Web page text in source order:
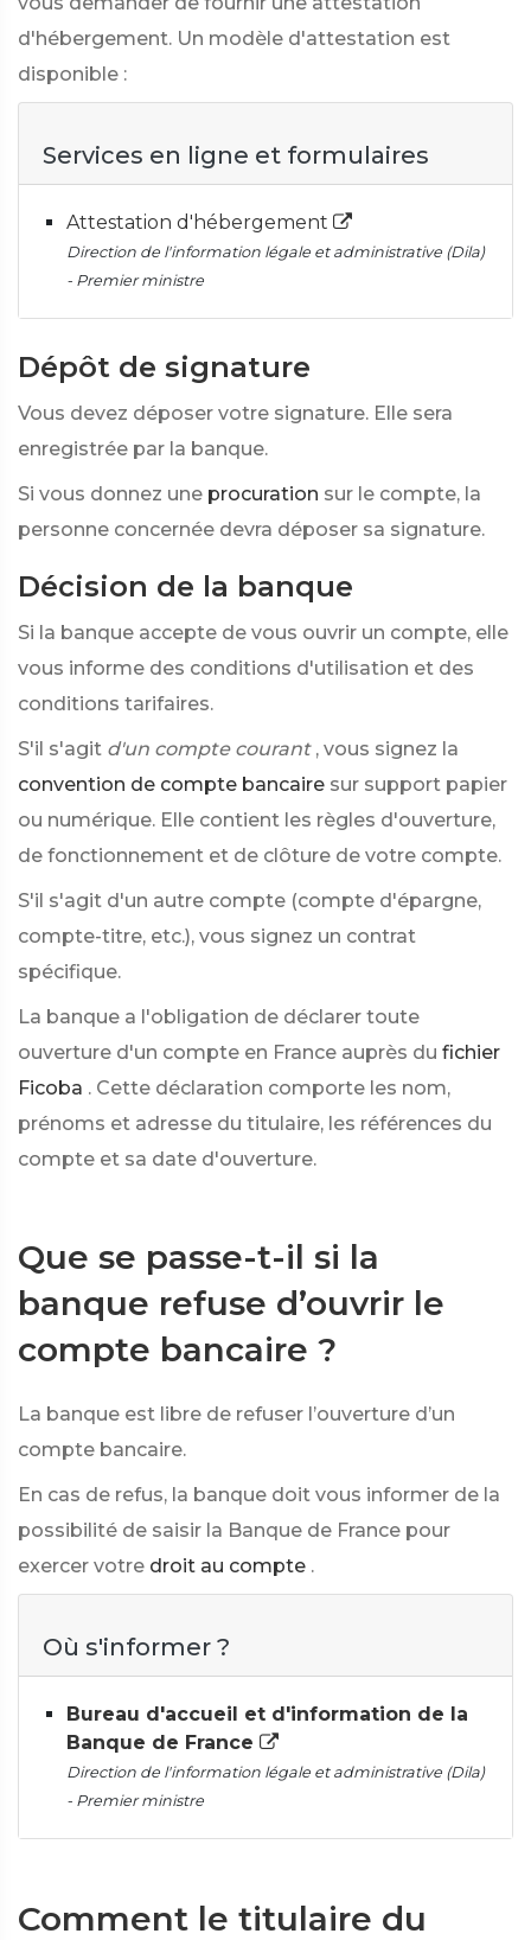
d'hébergement. Un modèle d'attestation est
disponible :
Services en ligne et formulaires
Attestation d'hébergement
Direction de l'information légale et administrative (Dila)
- Premier ministre
Dépôt de signature
Vous devez déposer votre signature. Elle sera
enregistrée par la banque.
Si vous donnez une procuration sur le compte, la
personne concernée devra déposer sa signature.
Décision de la banque
Si la banque accepte de vous ouvrir un compte, elle
vous informe des conditions d'utilisation et des
conditions tarifaires.
S'il s'agit d'un compte courant , vous signez la
convention de compte bancaire sur support papier
ou numérique. Elle contient les règles d'ouverture,
de fonctionnement et de clôture de votre compte.
S'il s'agit d'un autre compte (compte d'épargne,
compte-titre, etc.), vous signez un contrat
spécifique.
La banque a l'obligation de déclarer toute
ouverture d'un compte en France auprès du fichier
Ficoba . Cette déclaration comporte les nom,
prénoms et adresse du titulaire, les références du
compte et sa date d'ouverture.
Que se passe-t-il si la
banque refuse d’ouvrir le
compte bancaire ?
La banque est libre de refuser l’ouverture d’un
compte bancaire.
En cas de refus, la banque doit vous informer de la
possibilité de saisir la Banque de France pour
exercer votre droit au compte .
Où s'informer ?
Bureau d'accueil et d'information de la
Banque de France
Direction de l'information légale et administrative (Dila)
- Premier ministre
Comment le titulaire du